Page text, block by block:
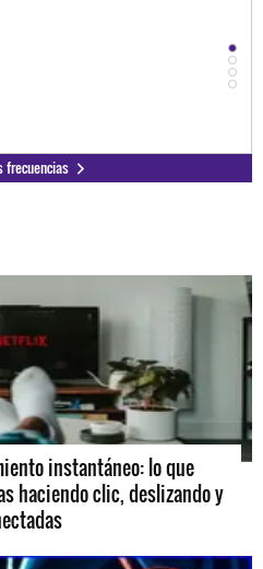
frecuencias
instantáneo: lo que
haciendo clic, deslizando y